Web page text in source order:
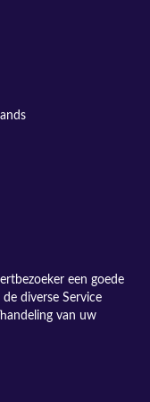
een goede
diverse Service
van uw